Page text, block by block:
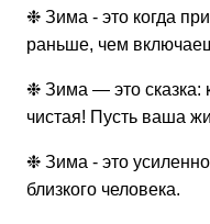
❉ Зима - это когда
раньше, чем
❉ Зима — это сказка:
чистая! Пусть ваша
❉ Зима - это
близкого человека.